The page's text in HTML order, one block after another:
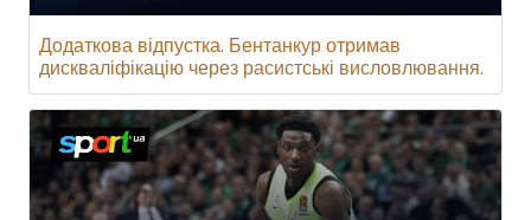
Додаткова відпустка. Бентанкур отримав
дискваліфікацію через расистські висловлювання.